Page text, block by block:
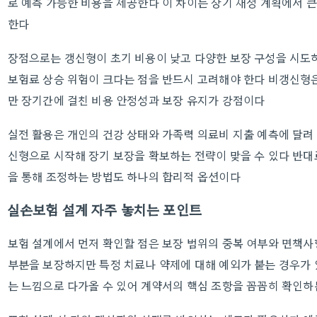
한다
장점으로는 갱신형이 초기 비용이 낮고 다양한 보장 구성을 시
보험료 상승 위험이 크다는 점을 반드시 고려해야 한다 비갱신
만 장기간에 걸친 비용 안정성과 보장 유지가 강점이다
실전 활용은 개인의 건강 상태와 가족력 의료비 지출 예측에 달
신형으로 시작해 장기 보장을 확보하는 전략이 맞을 수 있다 반
을 통해 조정하는 방법도 하나의 합리적 옵션이다
실손보험 설계 자주 놓치는 포인트
보험 설계에서 먼저 확인할 점은 보장 범위의 중복 여부와 면책
부분을 보장하지만 특정 치료나 약제에 대해 예외가 붙는 경우
는 느낌으로 다가올 수 있어 계약서의 핵심 조항을 꼼꼼히 확인